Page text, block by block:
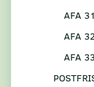
AFA
AFA
AFA